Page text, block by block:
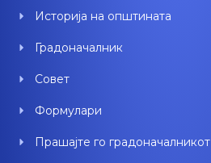
k
n
Историја на општината
Градоначалник
Совет
Формулари
Прашајте го градоначалникот